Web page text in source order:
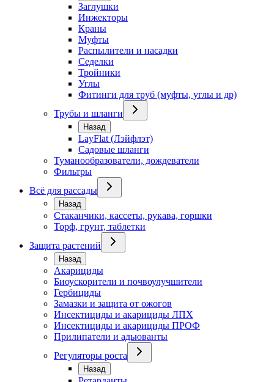
Заглушки
Инжекторы
Краны
Муфты
Распылители и насадки
Седелки
Тройники
Углы
Фитинги для труб (муфты, углы и др)
Трубы и шланги
Назад
LayFlat (Лэйфлэт)
Садовые шланги
Туманообразователи, дождеватели
Фильтры
Всё для рассады
Назад
Стаканчики, кассеты, рукава, горшки
Торф, грунт, таблетки
Защита растений
Назад
Акарициды
Биоускорители и почвоулучшители
Гербициды
Замазки и защита от ожогов
Инсектициды и акарициды ЛПХ
Инсектициды и акарициды ПРОФ
Прилипатели и адьюванты
Регуляторы роста
Назад